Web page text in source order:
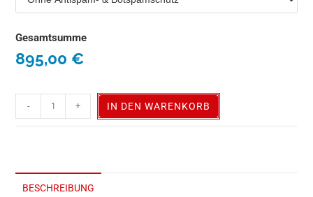
Gesamtsumme
895,00 €
- + IN DEN WARENKORB
BESCHREIBUNG